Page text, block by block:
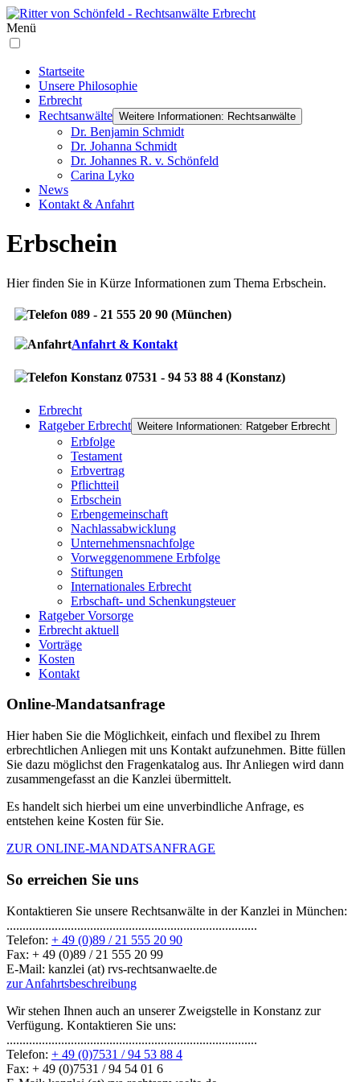
Menü
Startseite
Unsere Philosophie
Erbrecht
Rechtsanwälte Weitere Informationen: Rechtsanwälte
Dr. Benjamin Schmidt
Dr. Johanna Schmidt
Dr. Johannes R. v. Schönfeld
Carina Lyko
News
Kontakt & Anfahrt
Erbschein
Hier finden Sie in Kürze Informationen zum Thema Erbschein.
089 - 21 555 20 90 (München)
Anfahrt & Kontakt
07531 - 94 53 88 4 (Konstanz)
Erbrecht
Ratgeber Erbrecht Weitere Informationen: Ratgeber Erbrecht
Erbfolge
Testament
Erbvertrag
Pflichtteil
Erbschein
Erbengemeinschaft
Nachlassabwicklung
Unternehmensnachfolge
Vorweggenommene Erbfolge
Stiftungen
Internationales Erbrecht
Erbschaft- und Schenkungsteuer
Ratgeber Vorsorge
Erbrecht aktuell
Vorträge
Kosten
Kontakt
Online-Mandatsanfrage
Hier haben Sie die Möglichkeit, einfach und flexibel zu Ihrem
erbrechtlichen Anliegen mit uns Kontakt aufzunehmen. Bitte füllen
Sie dazu möglichst den Fragenkatalog aus. Ihr Anliegen wird dann
zusammengefasst an die Kanzlei übermittelt.
Es handelt sich hierbei um eine unverbindliche Anfrage, es
entstehen keine Kosten für Sie.
ZUR ONLINE-MANDATSANFRAGE
So erreichen Sie uns
Kontaktieren Sie unsere Rechtsanwälte in der Kanzlei in München:
..............................................................................
Telefon: + 49 (0)89 / 21 555 20 90
Fax: + 49 (0)89 / 21 555 20 99
E-Mail: kanzlei (at) rvs-rechtsanwaelte.de
zur Anfahrtsbeschreibung
Wir stehen Ihnen auch an unserer Zweigstelle in Konstanz zur
Verfügung. Kontaktieren Sie uns:
..............................................................................
Telefon: + 49 (0)7531 / 94 53 88 4
Fax: + 49 (0)7531 / 94 54 01 6